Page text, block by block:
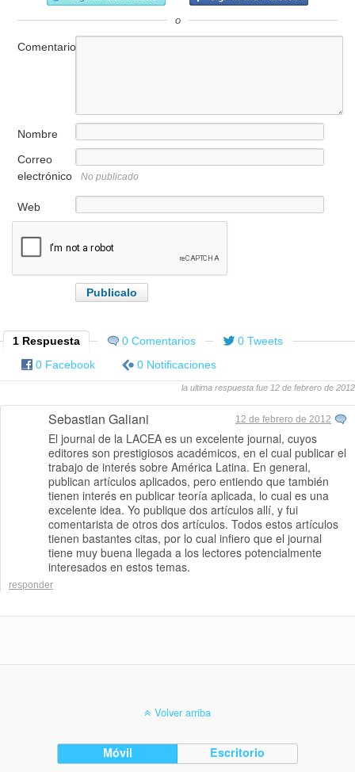
o
Comentario
Nombre
Correo
electrónico
No publicado
Web
1 Respuesta 0 Comentarios
0 Tweets
0 Facebook
0 Notificaciones
la ultima respuesta fue 12 de febrero de 2012
Sebastian Galiani 12 de febrero de 2012
El journal de la LACEA es un excelente journal, cuyos
editores son prestigiosos académicos, en el cual publicar el
trabajo de interés sobre América Latina. En general,
publican artículos aplicados, pero entiendo que también
tienen interés en publicar teoría aplicada, lo cual es una
excelente idea. Yo publique dos artículos allí, y fui
comentarista de otros dos artículos. Todos estos artículos
tienen bastantes citas, por lo cual infiero que el journal
tiene muy buena llegada a los lectores potencialmente
interesados en estos temas.
responder
Volver arriba
Móvil Escritorio